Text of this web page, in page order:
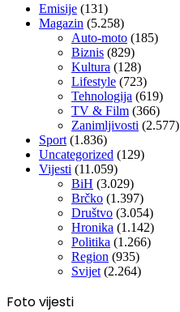
Emisije (131)
Magazin (5.258)
Auto-moto (185)
Biznis (829)
Kultura (128)
Lifestyle (723)
Tehnologija (619)
TV & Film (366)
Zanimljivosti (2.577)
Sport (1.836)
Uncategorized (129)
Vijesti (11.059)
BiH (3.029)
Brčko (1.397)
Društvo (3.054)
Hronika (1.142)
Politika (1.266)
Region (935)
Svijet (2.264)
Foto vijesti